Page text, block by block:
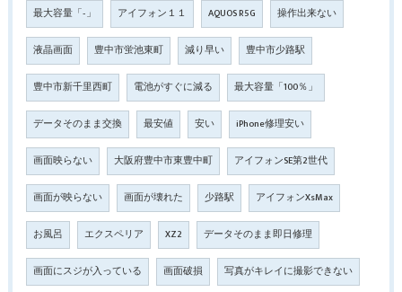
最大容量「‐」 アイフォン１１ AQUOS R5G 操作出来ない
液晶画面 豊中市蛍池東町 減り早い 豊中市少路駅
豊中市新千里西町 電池がすぐに減る 最大容量「100％」
データそのまま交換 最安値 安い iPhone修理安い
画面映らない 大阪府豊中市東豊中町 アイフォンSE第2世代
画面が映らない 画面が壊れた 少路駅 アイフォンXsMax
お風呂 エクスペリア XZ2 データそのまま即日修理
画面にスジが入っている 画面破損 写真がキレイに撮影できない